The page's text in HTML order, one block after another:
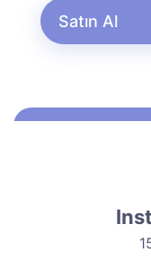
Satın Al